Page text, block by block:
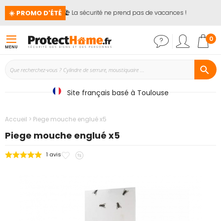
☀️ PROMO D'ÉTÉ🏖️ La sécurité ne prend pas de vacances !
MENU
0
Site français basé à Toulouse
Accueil Piege mouche englué x5
Piege mouche englué x5
1 avis
Ajouter